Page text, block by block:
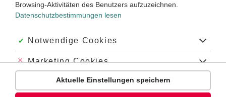
VIDEOS, AUFGABEN UND ÜBUNGEN ZUGEHÖRIGE KLASSENARBEITEN
Dauer:
Browsing-Aktivitäten des Benutzers aufzuzeichnen.
Datenschutzbestimmungen lesen
Akzeptiert:
Notwendige Cookies
Abgelehnt:
Marketing Cookies
Abgelehnt:
Personalisierungs-Cookies
Aktuelle Einstellungen speichern